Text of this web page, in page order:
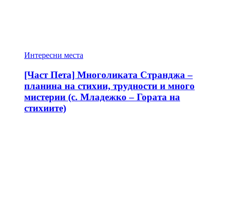
Интересни места
[Част Пета] Многоликата Странджа –
планина на стихии, трудности и много
мистерии (с. Младежко – Гората на
стихиите)